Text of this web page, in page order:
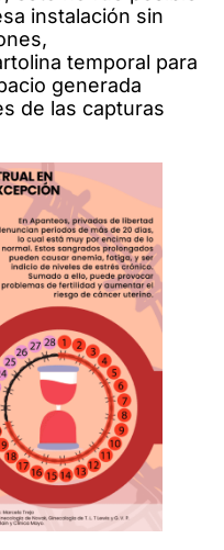
instalación sin
temporal para
generada
de las capturas